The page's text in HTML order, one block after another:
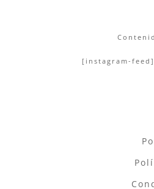
[instagram-feed]